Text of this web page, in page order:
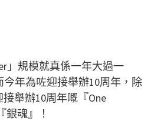
」規模就真係一年大過一
年為咗迎接舉辦10周年，除
舉辦10周年嘅『One
魂』！